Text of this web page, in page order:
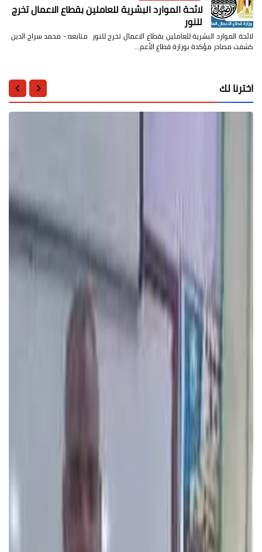
لائحة الموارد البشرية للعاملين بقطاع الاعمال تخرج
للنور
لائحة الموارد البشرية للعاملين بقطاع الاعمال تخرج للنور متابعه:- محمد سراج الدين
كشفت مصادر مؤكدة بوزارة قطاع الأعم…
اخترنا لك